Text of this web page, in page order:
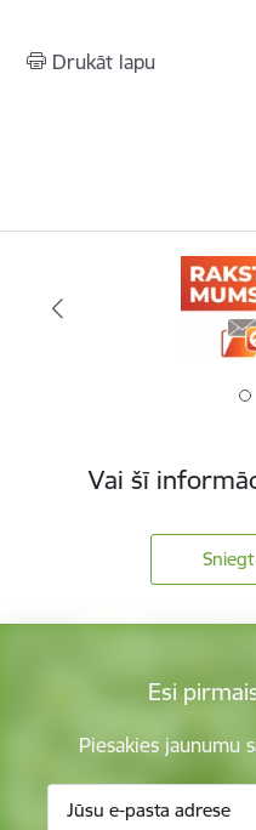
Drukāt lapu
Vai šī
Esi
Piesakies jaunumu